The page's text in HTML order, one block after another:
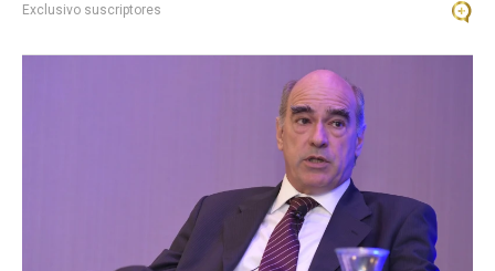
Exclusivo suscriptores